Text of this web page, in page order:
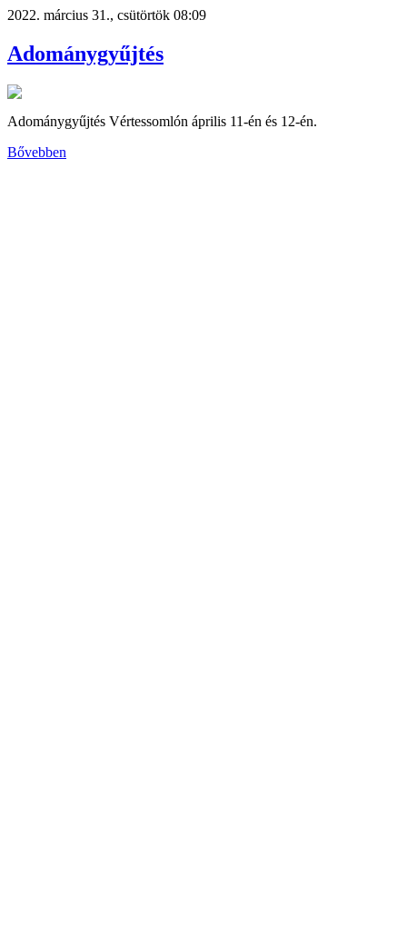
2022. március 31., csütörtök 08:09
Adománygyűjtés
Adománygyűjtés Vértessomlón április 11-én és 12-én.
Bővebben